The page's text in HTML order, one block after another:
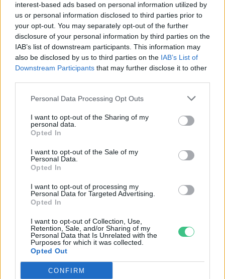
interest-based ads based on personal information utilized by
us or personal information disclosed to third parties prior to
your opt-out. You may separately opt-out of the further
disclosure of your personal information by third parties on the
IAB’s list of downstream participants. This information may
also be disclosed by us to third parties on the IAB’s List of
Downstream Participants that may further disclose it to other
Personal Data Processing Opt Outs
I want to opt-out of the Sharing of my
personal data.
Opted In
I want to opt-out of the Sale of my
Personal Data.
Opted In
I want to opt-out of processing my
Personal Data for Targeted Advertising.
Opted In
I want to opt-out of Collection, Use,
Retention, Sale, and/or Sharing of my
Personal Data that Is Unrelated with the
Purposes for which it was collected.
Opted Out
CONFIRM
Szedd magad őszibarack: itt vannak
a legjobb lelőhelyek!
SZEMLE
Négy éven belül valósággá válhatnak az
elektromos repülőjáratok Európában
KÖZLEKEDÉS
Történelmi aszály sújtja Nagy-
Britanniát is